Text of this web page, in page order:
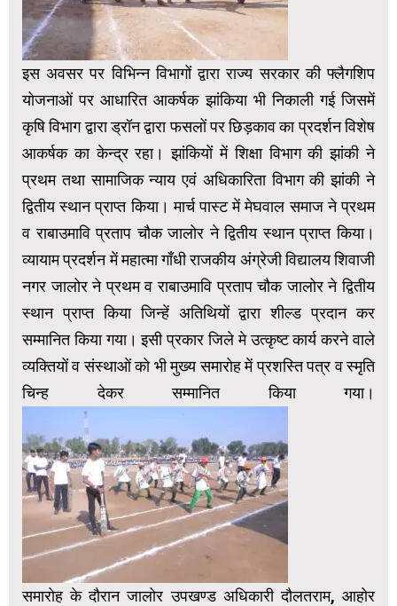
इस अवसर पर विभिन्न विभागों द्वारा राज्य सरकार की फ्लैगशिप
योजनाओं पर आधारित आकर्षक झांकिया भी निकाली गई जिसमें
कृषि विभाग द्वारा ड्रॉन द्वारा फसलों पर छिड़काव का प्रदर्शन विशेष
आकर्षक का केन्द्र रहा। झांकियों में शिक्षा विभाग की झांकी ने
प्रथम तथा सामाजिक न्याय एवं अधिकारिता विभाग की झांकी ने
द्वितीय स्थान प्राप्त किया। मार्च पास्ट में मेघवाल समाज ने प्रथम
व राबाउमावि प्रताप चौक जालोर ने द्वितीय स्थान प्राप्त किया।
व्यायाम प्रदर्शन में महात्मा गाँधी राजकीय अंग्रेजी विद्यालय शिवाजी
नगर जालोर ने प्रथम व राबाउमावि प्रताप चौक जालोर ने द्वितीय
स्थान प्राप्त किया जिन्हें अतिथियों द्वारा शील्ड प्रदान कर
सम्मानित किया गया। इसी प्रकार जिले मे उत्कृष्ट कार्य करने वाले
व्यक्तियों व संस्थाओं को भी मुख्य समारोह में प्रशस्ति पत्र व स्मृति
चिन्ह देकर सम्मानित किया गया।
समारोह के दौरान जालोर उपखण्ड अधिकारी दौलतराम, आहोर